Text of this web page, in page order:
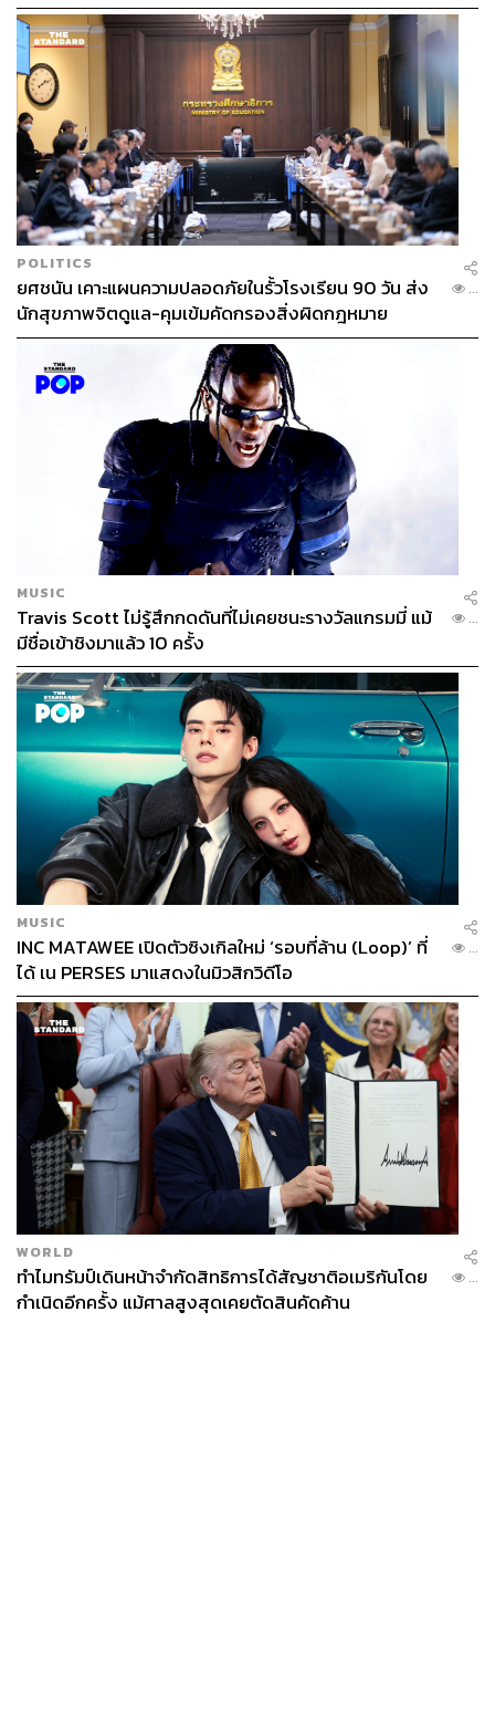
POLITICS
ยศชนัน เคาะแผนความปลอดภัยในรั้วโรงเรียน 90 วัน ส่ง
นักสุขภาพจิตดูแล-คุมเข้มคัดกรองสิ่งผิดกฎหมาย
...
MUSIC
Travis Scott ไม่รู้สึกกดดันที่ไม่เคยชนะรางวัลแกรมมี่ แม้
มีชื่อเข้าชิงมาแล้ว 10 ครั้ง
...
MUSIC
INC MATAWEE เปิดตัวซิงเกิลใหม่ ‘รอบที่ล้าน (Loop)’ ที่
ได้ เน PERSES มาแสดงในมิวสิกวิดีโอ
...
WORLD
ทำไมทรัมป์เดินหน้าจำกัดสิทธิการได้สัญชาติอเมริกันโดย
กำเนิดอีกครั้ง แม้ศาลสูงสุดเคยตัดสินคัดค้าน
...